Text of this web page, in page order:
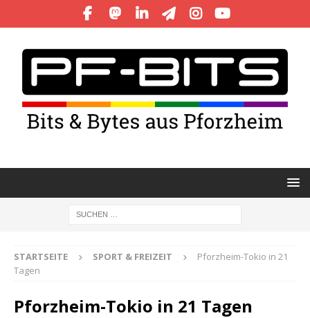
STARTSEITE SPORT & FREIZEIT
Pforzheim-Tokio in 21
Tagen
Pforzheim-Tokio in 21 Tagen